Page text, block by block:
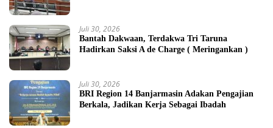
Juli 30, 2026
Bantah Dakwaan, Terdakwa Tri Taruna
Hadirkan Saksi A de Charge ( Meringankan )
Juli 30, 2026
BRI Region 14 Banjarmasin Adakan Pengajian
Berkala, Jadikan Kerja Sebagai Ibadah